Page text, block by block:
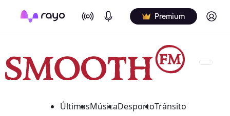
On Air Podcasts Premium Log in
ÚltimasMúsicaDesportoTrânsito